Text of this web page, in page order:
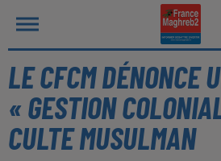
LE CFCM DÉNONCE
« GESTION
CULTE MUSULMAN